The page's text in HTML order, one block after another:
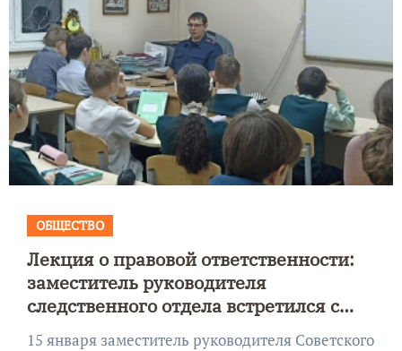
ОБЩЕСТВО
Лекция о правовой ответственности:
заместитель руководителя
следственного отдела встретился с
учениками в Советске
15 января заместитель руководителя Советского